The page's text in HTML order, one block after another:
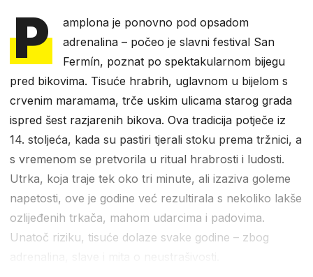
P
amplona je ponovno pod opsadom
adrenalina – počeo je slavni festival San
Fermín, poznat po spektakularnom bijegu
pred bikovima. Tisuće hrabrih, uglavnom u bijelom s
crvenim maramama, trče uskim ulicama starog grada
ispred šest razjarenih bikova. Ova tradicija potječe iz
14. stoljeća, kada su pastiri tjerali stoku prema tržnici, a
s vremenom se pretvorila u ritual hrabrosti i ludosti.
Utrka, koja traje tek oko tri minute, ali izaziva goleme
napetosti, ove je godine već rezultirala s nekoliko lakše
ozlijeđenih trkača, mahom udarcima i padovima.
Unatoč riziku, tisuće dolaze svake godine – zbog